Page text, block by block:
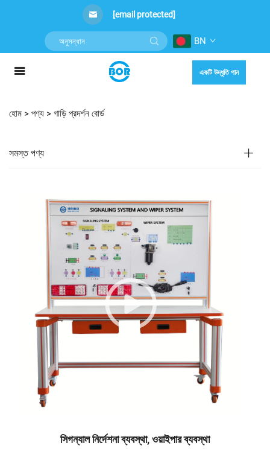
[email protected]
BN
একটি উদ্ধৃতি পান
হোম > পণ্য > গাড়ি প্রদর্শন বোর্ড
সমস্ত পণ্য
সিগন্যাল নির্দেশনা ব্যবস্থা, ওয়াইপার ব্যবস্থা